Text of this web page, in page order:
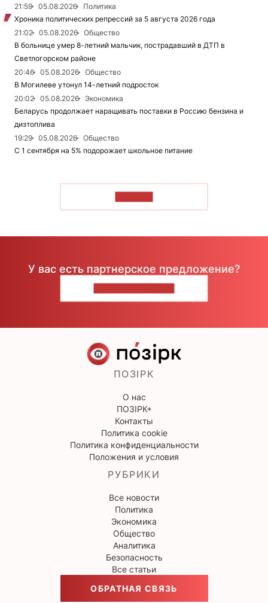
21:59
05.08.2026
Политика
Хроника политических репрессий за 5 августа 2026 года
21:02
05.08.2026
Общество
В больнице умер 8-летний мальчик, пострадавший в ДТП в
Светлогорском районе
20:46
05.08.2026
Общество
В Могилеве утонул 14-летний подросток
20:02
05.08.2026
Экономика
Беларусь продолжает наращивать поставки в Россию бензина и
дизтоплива
19:29
05.08.2026
Общество
С 1 сентября на 5% подорожает школьное питание
У вас есть партнерское предложение?
ПОЗІРК
О нас
ПОЗІРК+
Контакты
Политика cookie
Политика конфиденциальности
Положения и условия
РУБРИКИ
Все новости
Политика
Экономика
Общество
Аналитика
Безопасность
Все статьи
ОБРАТНАЯ СВЯЗЬ